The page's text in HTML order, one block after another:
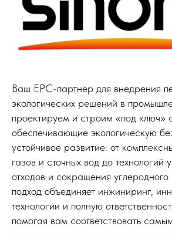
Ваш EPC-партнёр для внедрения
экологических решений в
проектируем и строим «под ключ»
обеспечивающие экологическую
устойчивое развитие: от
газов и сточных вод до технологий
отходов и сокращения
подход объединяет инжиниринг,
технологии и полную
помогая вам соответствовать